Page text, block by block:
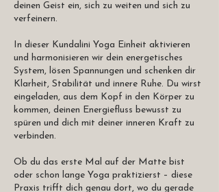
deinen Geist ein, sich zu weiten und sich zu
verfeinern.
In dieser Kundalini Yoga Einheit aktivieren
und harmonisieren wir dein energetisches
System, lösen Spannungen und schenken dir
Klarheit, Stabilität und innere Ruhe. Du wirst
eingeladen, aus dem Kopf in den Körper zu
kommen, deinen Energiefluss bewusst zu
spüren und dich mit deiner inneren Kraft zu
verbinden.
Ob du das erste Mal auf der Matte bist
oder schon lange Yoga praktizierst – diese
Praxis trifft dich genau dort, wo du gerade